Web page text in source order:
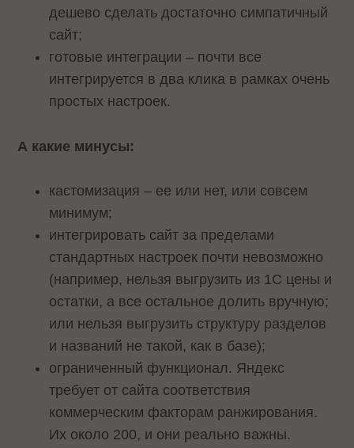
дешево сделать достаточно симпатичный
сайт;
готовые интеграции – почти все
интегрируется в два клика в рамках очень
простых настроек.
А какие минусы:
кастомизация – ее или нет, или совсем
минимум;
интегрировать сайт за пределами
стандартных настроек почти невозможно
(например, нельзя выгрузить из 1С цены и
остатки, а все остальное долить вручную;
или нельзя выгрузить структуру разделов
и названий не такой, как в базе);
ограниченный функционал. Яндекс
требует от сайта соответствия
коммерческим факторам ранжирования.
Их около 200, и они реально важны.